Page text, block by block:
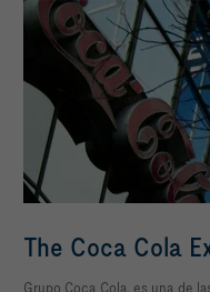
The Coca Cola
Grupo Coca Cola, es una de